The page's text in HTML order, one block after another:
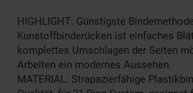
HIGHLIGHT: Günstigste
Kunstoffbinderücken ist einfaches
komplettes Umschlagen der Seiten
Arbeiten ein modernes Aussehen.
MATERIAL: Strapazierfähige